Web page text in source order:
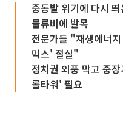
중동발 위기에 다시
물류비에 발목
전문가들 "재생에너
믹스' 절실"
정치권 외풍 막고 중
롤타워' 필요